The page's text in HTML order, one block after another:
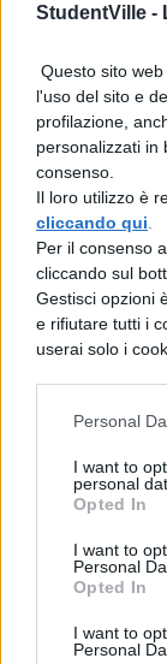
StudentVille -
Questo sito
l'uso del sito e
profilazione,
personalizzati in
consenso.
Il loro utilizzo è
cliccando qui
Per il consenso
cliccando sul
Gestisci opzioni
e rifiutare tutti i
userai solo i
Personal
I want to
personal
Opted In
I want to
Personal
Opted In
I want to
Personal